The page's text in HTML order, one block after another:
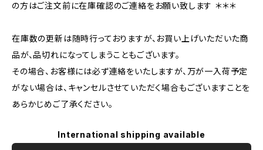
の方はご注文前に在庫確認のご連絡をお願い致します ＊＊＊
在庫数の更新は随時行っておりますが、お買い上げいただいた商
品が、品切れになってしまうこともございます。
その場合、お客様には必ず連絡をいたしますが、万が一入荷予定
がない場合は、キャンセルさせていただく場合もございますことを
あらかじめご了承ください。
International shipping available